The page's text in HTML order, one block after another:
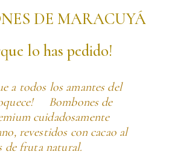
DE MARACUYÁ
lo has pedido!
a todos los amantes del
Bombones de
cuidadosamente
revestidos con cacao al
de fruta natural.